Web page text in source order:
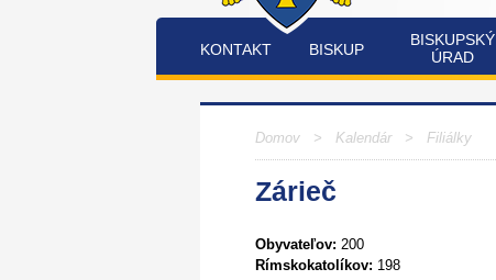
KONTAKT BISKUP
BISKUPSKÝ
ÚRAD
INŠTITÚT
FATIMSKÉ
V
RAJECKEJ
LESNEJ
Domov > Kalendár > Filiálky
Zárieč
Obyvateľov: 200
Rímskokatolíkov: 198